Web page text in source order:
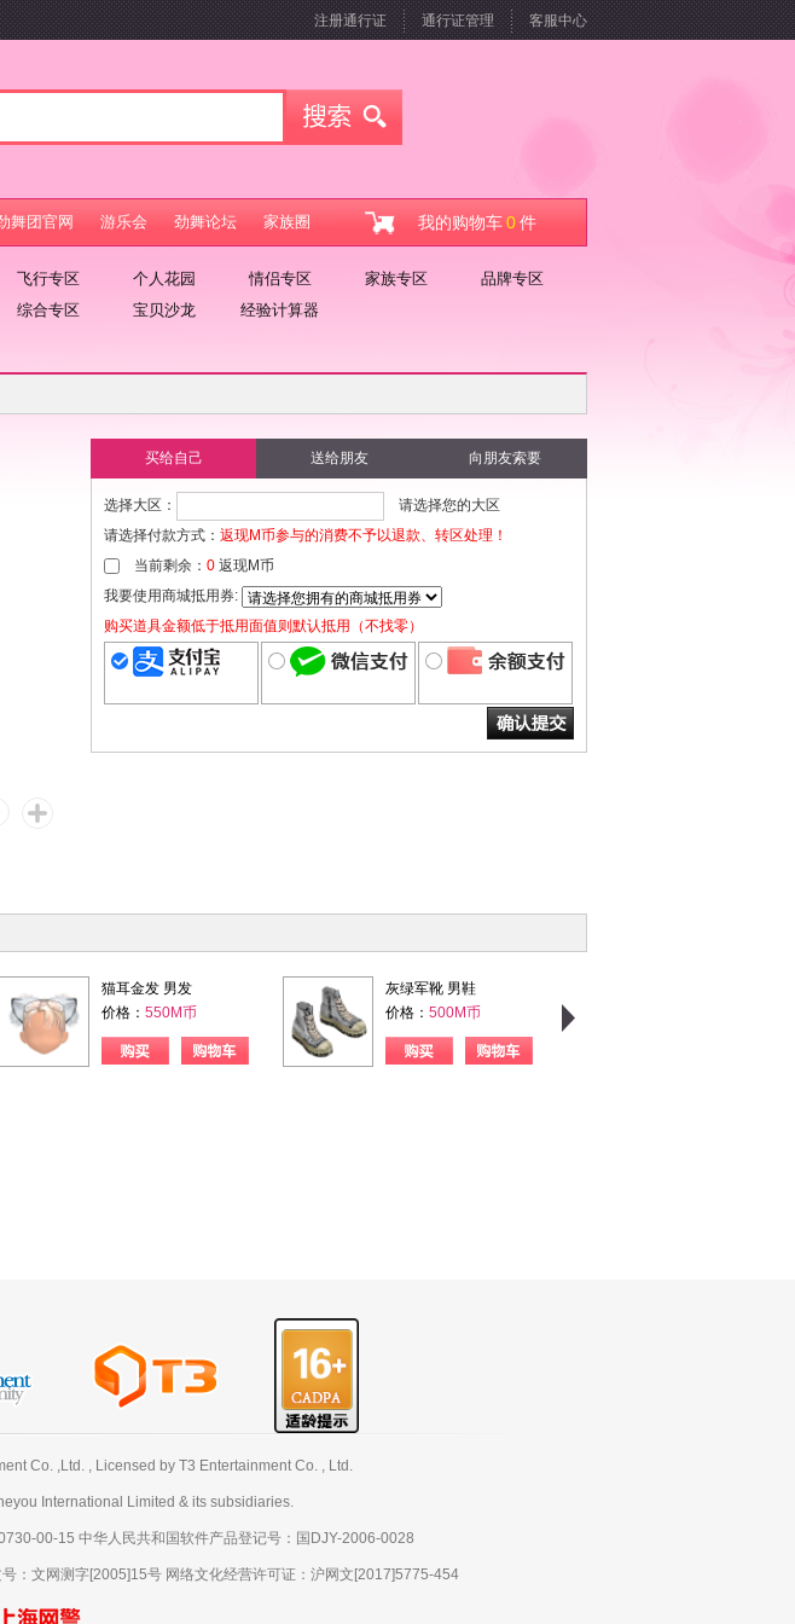
注册通行证 通行证管理 客服中心
舞团官网 游乐会 劲舞论坛 家族圈 我的购物车0件
飞行专区 个人花园 情侣专区 家族专区
品牌专区
综合专区 宝贝沙龙 经验计算器
买给自己 送给朋友 向朋友索要
选择大区：
请选择您的大区
请选择付款方式： 返现M币参与的消费不予以退款、转区处理！
当前剩余： 0 返现M币
我要使用商城抵用券:
购买道具金额低于抵用面值则默认抵用（不找零）
猫耳金发 男发
价格： 550M币
灰绿军靴 男鞋
价格： 500M币
购物车 购物车
Co. ,Ltd. , Licensed by T3 Entertainment Co. , Ltd.
International Limited & its subsidiaries.
00-15 中华人民共和国软件产品登记号：国DJY-2006-0028
：文网测字[2005]15号 网络文化经营许可证：沪网文[2017]5775-454